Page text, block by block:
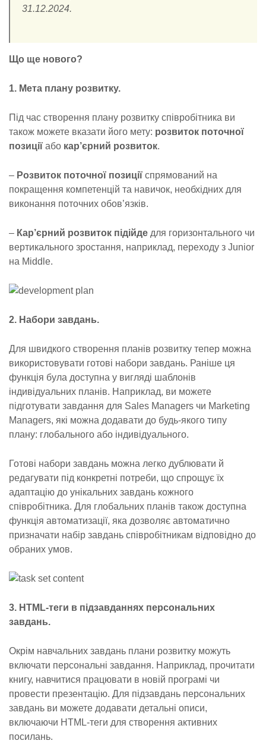
31.12.2024.
Що ще нового?
1. Мета плану розвитку.
Під час створення плану розвитку співробітника ви
також можете вказати його мету: розвиток поточної
позиції або кар’єрний розвиток.
– Розвиток поточної позиції спрямований на
покращення компетенцій та навичок, необхідних для
виконання поточних обов’язків.
– Кар’єрний розвиток підійде для горизонтального чи
вертикального зростання, наприклад, переходу з Junior
на Middle.
2. Набори завдань.
Для швидкого створення планів розвитку тепер можна
використовувати готові набори завдань. Раніше ця
функція була доступна у вигляді шаблонів
індивідуальних планів. Наприклад, ви можете
підготувати завдання для Sales Managers чи Marketing
Managers, які можна додавати до будь-якого типу
плану: глобального або індивідуального.
Готові набори завдань можна легко дублювати й
редагувати під конкретні потреби, що спрощує їх
адаптацію до унікальних завдань кожного
співробітника. Для глобальних планів також доступна
функція автоматизації, яка дозволяє автоматично
призначати набір завдань співробітникам відповідно до
обраних умов.
3. HTML-теги в підзавданнях персональних
завдань.
Окрім навчальних завдань плани розвитку можуть
включати персональні завдання. Наприклад, прочитати
книгу, навчитися працювати в новій програмі чи
провести презентацію. Для підзавдань персональних
завдань ви можете додавати детальні описи,
включаючи HTML-теги для створення активних
посилань.